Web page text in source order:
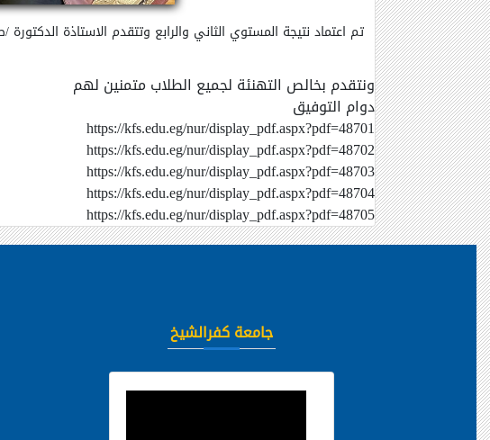
ونتقدم بخالص التهنئة لجميع الطلاب متمنين لهم
دوام التوفيق
https://kfs.edu.eg/nur/display_pdf.aspx?pdf=48701
https://kfs.edu.eg/nur/display_pdf.aspx?pdf=48702
https://kfs.edu.eg/nur/display_pdf.aspx?pdf=48703
https://kfs.edu.eg/nur/display_pdf.aspx?pdf=48704
https://kfs.edu.eg/nur/display_pdf.aspx?pdf=48705
جامعة كفرالشيخ